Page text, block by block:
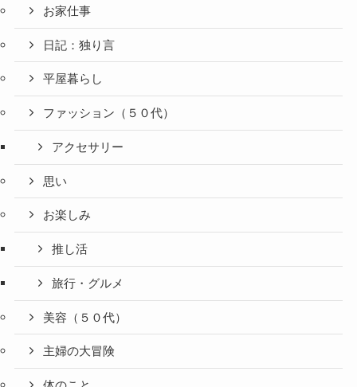
お家仕事
日記：独り言
平屋暮らし
ファッション（５０代）
アクセサリー
思い
お楽しみ
推し活
旅行・グルメ
美容（５０代）
主婦の大冒険